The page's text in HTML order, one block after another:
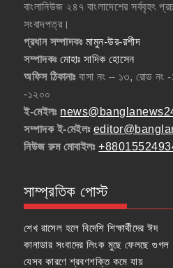
বাংলানিউজ ২৪৭ বাংলাদেশের সর্ববৃহৎ
সংবাদপত্র।
প্রধান সম্পাদকঃমামুন-উর-রশীদ
সম্পাদকঃ মোহাঃ সাদিক হোসেন
অফিস ঠিকানাঃবাসা নং – ১৩, রোড নং -
-১২০০
ই-মেইলঃ
সম্পাদক ই-মেইলঃ
নিউজ রুম মোবাইলঃ
সাম্প্রতিক পোস্ট
শেখ রাসেল হলে বিদেশি শিক্ষার্থীদের ঈদ
কানাডার সংবাদের লিংক মুছে ফেলছে গুগল
যেসব কারণে শ্রবণশক্তি কমে যায়